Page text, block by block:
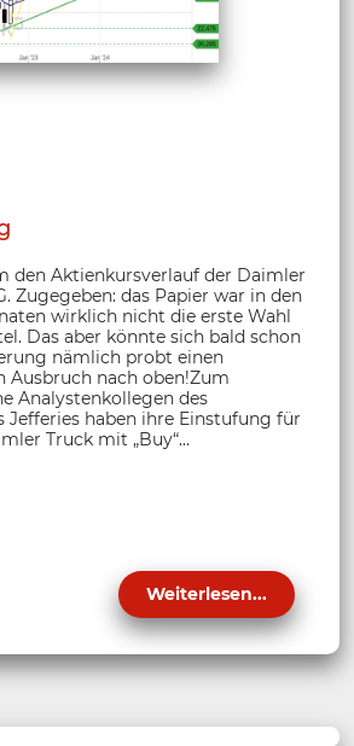
den Aktienkursverlauf der Daimler
Zugegeben: das Papier war in den
wirklich nicht die erste Wahl
Das aber könnte sich bald schon
nämlich probt einen
Ausbruch nach oben!Zum
Analystenkollegen des
Jefferies haben ihre Einstufung für
Truck mit „Buy“...
Weiterlesen...